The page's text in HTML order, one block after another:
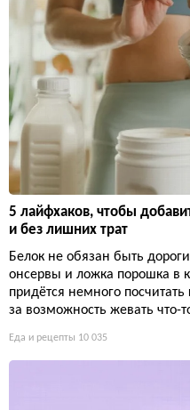
5 лайфхаков, чтобы
и без лишних трат
Белок не обязан быть
онсервы и ложка порошка в
придётся немного
за возможность жевать что-
Еда и рецепты 10 035